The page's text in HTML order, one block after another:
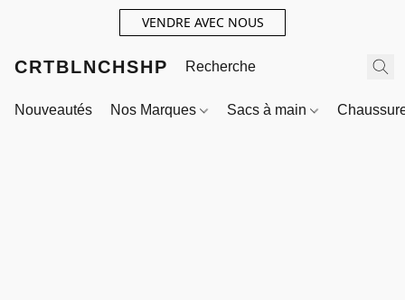
VENDRE AVEC NOUS
CRTBLNCHSHP
Nouveautés Nos Marques Sacs à main